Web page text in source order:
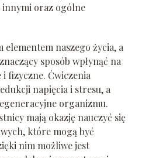
innymi oraz ogólne
elementem naszego życia, a
sposób wpłynąć na
fizyczne. Ćwiczenia
napięcia i stresu, a
organizmu.
mają okazję nauczyć się
które mogą być
nim możliwe jest